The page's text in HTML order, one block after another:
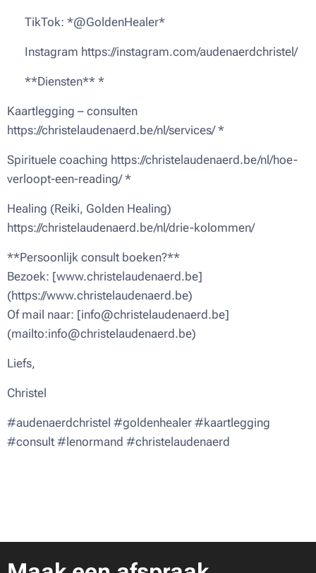
🔹 TikTok: *@GoldenHealer*
🔹 Instagram https://instagram.com/audenaerdchristel/
✨ **Diensten** *
Kaartlegging – consulten
https://christelaudenaerd.be/nl/services/ *
Spirituele coaching https://christelaudenaerd.be/nl/hoe-
verloopt-een-reading/ *
Healing (Reiki, Golden Healing)
https://christelaudenaerd.be/nl/drie-kolommen/ 📅
**Persoonlijk consult boeken?**
Bezoek: [www.christelaudenaerd.be]
(https://www.christelaudenaerd.be)
Of mail naar: [info@christelaudenaerd.be]
(mailto:info@christelaudenaerd.be)
Liefs,
Christel 💜
#audenaerdchristel #goldenhealer #kaartlegging
#consult #lenormand #christelaudenaerd